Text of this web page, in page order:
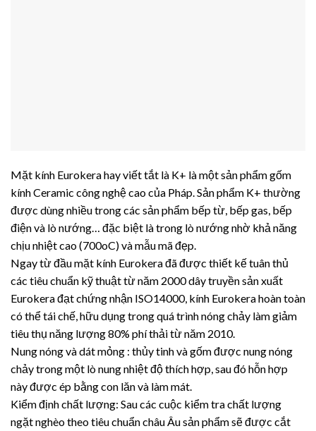
Mặt kính Eurokera hay viết tắt là K+ là một sản phẩm gốm
kính Ceramic công nghệ cao của Pháp. Sản phẩm K+ thường
được dùng nhiều trong các sản phẩm bếp từ, bếp gas, bếp
điện và lò nướng… đặc biệt là trong lò nướng nhờ khả năng
chịu nhiệt cao (700oC) và mẫu mã đẹp.
Ngay từ đầu mặt kính Eurokera đã được thiết kế tuân thủ
các tiêu chuẩn kỹ thuật từ năm 2000 dây truyền sản xuất
Eurokera đạt chứng nhận ISO14000, kính Eurokera hoàn toàn
có thể tái chế, hữu dụng trong quá trình nóng chảy làm giảm
tiêu thụ năng lượng 80% phí thải từ năm 2010.
Nung nóng và dát mỏng : thủy tinh và gốm được nung nóng
chảy trong một lò nung nhiệt độ thích hợp, sau đó hỗn hợp
này được ép bằng con lăn và làm mát.
Kiểm định chất lượng: Sau các cuộc kiểm tra chất lượng
ngặt nghèo theo tiêu chuẩn châu Âu sản phẩm sẽ được cắt